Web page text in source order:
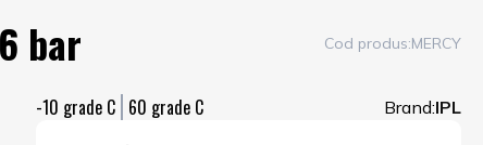
bar Cod produs:MERCY
-10 60 Brand:IPL